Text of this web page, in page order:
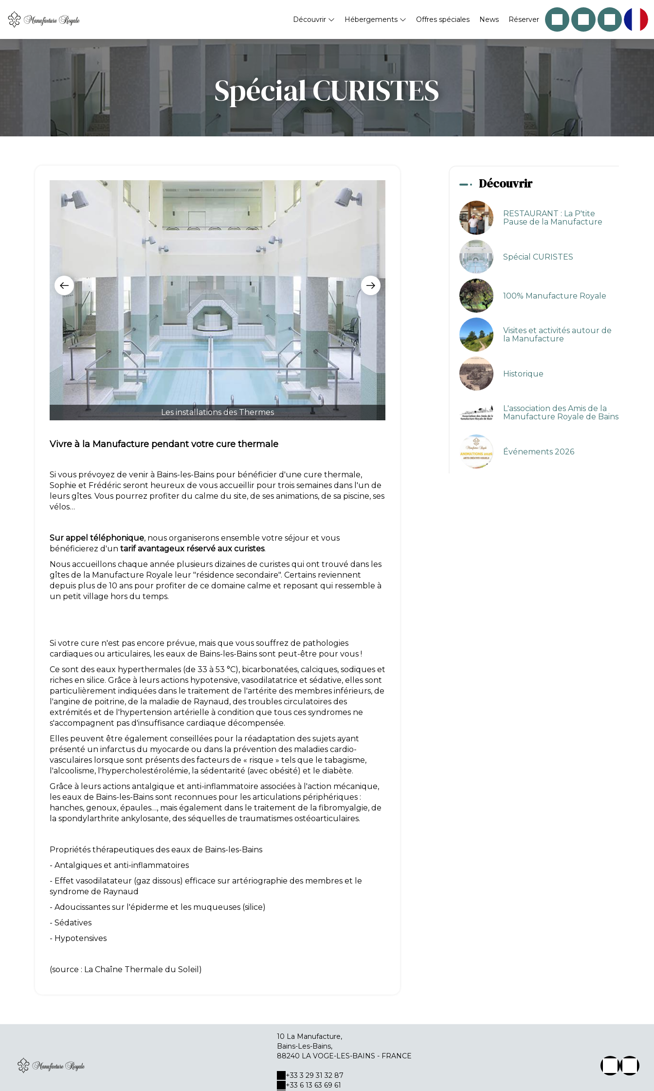
Découvrir Hébergements Offres spéciales News Réserver
Spécial CURISTES
Les installations des Thermes La Chaîne Thermale du Soleil à Bains-les-Bains
Vivre à la Manufacture pendant votre cure thermale
Si vous prévoyez de venir à Bains-les-Bains pour bénéficier d'une cure thermale,
Sophie et Frédéric seront heureux de vous accueillir pour trois semaines dans l'un de
leurs gîtes. Vous pourrez profiter du calme du site, de ses animations, de sa piscine, ses
vélos…
Sur appel téléphonique, nous organiserons ensemble votre séjour et vous
bénéficierez d'un tarif avantageux réservé aux curistes.
Nous accueillons chaque année plusieurs dizaines de curistes qui ont trouvé dans les
gîtes de la Manufacture Royale leur "résidence secondaire". Certains reviennent
depuis plus de 10 ans pour profiter de ce domaine calme et reposant qui ressemble à
un petit village hors du temps.
Si votre cure n'est pas encore prévue, mais que vous souffrez de pathologies
cardiaques ou articulaires, les eaux de Bains-les-Bains sont peut-être pour vous !
Ce sont des eaux hyperthermales (de 33 à 53 °C), bicarbonatées, calciques, sodiques et
riches en silice. Grâce à leurs actions hypotensive, vasodilatatrice et sédative, elles sont
particulièrement indiquées dans le traitement de l'artérite des membres inférieurs, de
l'angine de poitrine, de la maladie de Raynaud, des troubles circulatoires des
extrémités et de l'hypertension artérielle à condition que tous ces syndromes ne
s'accompagnent pas d'insuffisance cardiaque décompensée.
Elles peuvent être également conseillées pour la réadaptation des sujets ayant
présenté un infarctus du myocarde ou dans la prévention des maladies cardio-
vasculaires lorsque sont présents des facteurs de « risque » tels que le tabagisme,
l'alcoolisme, l'hypercholestérolémie, la sédentarité (avec obésité) et le diabète.
Grâce à leurs actions antalgique et anti-inflammatoire associées à l'action mécanique,
les eaux de Bains-les-Bains sont reconnues pour les articulations périphériques :
hanches, genoux, épaules…, mais également dans le traitement de la fibromyalgie, de
la spondylarthrite ankylosante, des séquelles de traumatismes ostéoarticulaires.
Propriétés thérapeutiques des eaux de Bains-les-Bains
- Antalgiques et anti-inflammatoires
- Effet vasodilatateur (gaz dissous) efficace sur artériographie des membres et le
syndrome de Raynaud
- Adoucissantes sur l'épiderme et les muqueuses (silice)
- Sédatives
- Hypotensives
(source : La Chaîne Thermale du Soleil)
Découvrir
RESTAURANT : La P'tite
Pause de la Manufacture
Spécial CURISTES
100% Manufacture Royale
Visites et activités autour de
la Manufacture
Historique
L'association des Amis de la
Manufacture Royale de Bains
Événements 2026
10 La Manufacture,
Bains-Les-Bains,
88240 LA VOGE-LES-BAINS - FRANCE
+33 3 29 31 32 87
+33 6 13 63 69 61